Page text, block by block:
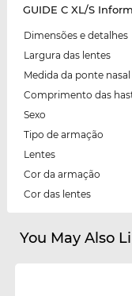
GUIDE C XL/S
Dimensões e detalhes
Largura das lentes
Medida da ponte nasal
Comprimento das
Sexo
Tipo de armação
Lentes
Cor da armação
Cor das lentes
You May Also